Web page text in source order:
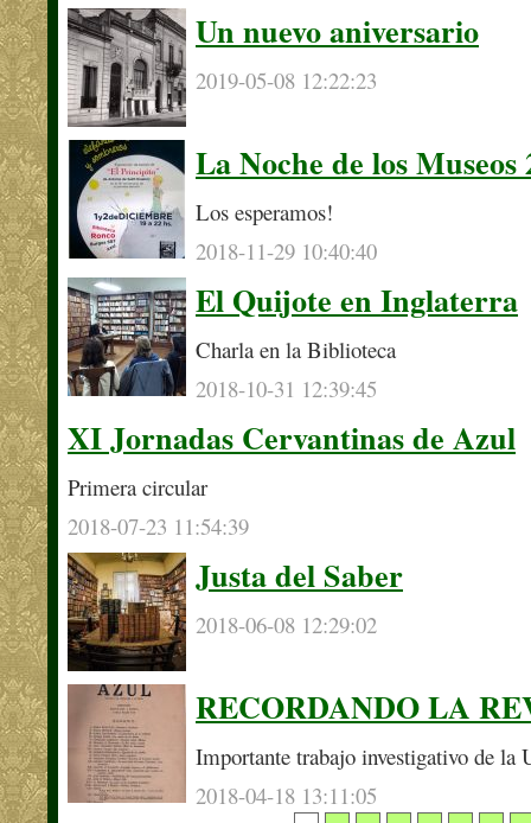
Un nuevo aniversario
2019-05-08 12:22:23
La Noche de los Museos
Los esperamos!
2018-11-29 10:40:40
El Quijote en Inglaterra
Charla en la Biblioteca
2018-10-31 12:39:45
XI Jornadas Cervantinas de Azul
Primera circular
2018-07-23 11:54:39
Justa del Saber
2018-06-08 12:29:02
RECORDANDO LA
Importante trabajo investigativo de la
2018-04-18 13:11:05